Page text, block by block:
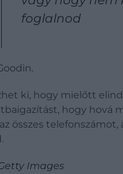
foglalnod
ki, hogy mielőtt
hogy hová
összes telefonszámot,
Images